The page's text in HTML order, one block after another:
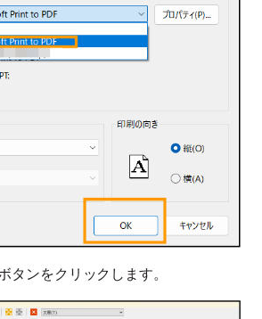
タンをクリックします。